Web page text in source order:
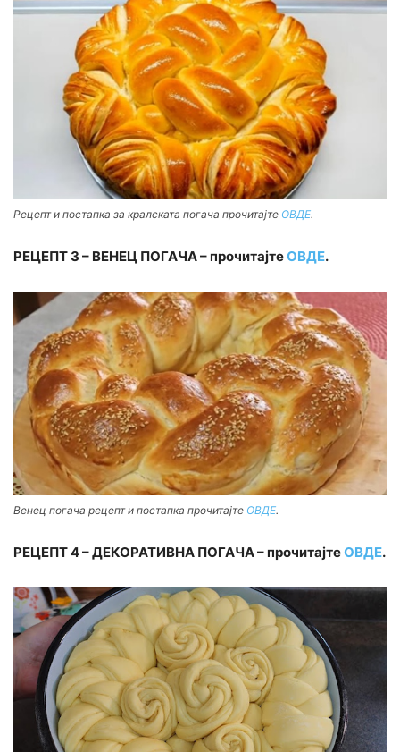
Рецепт и постапка за кралската погача прочитајте ОВДЕ.
РЕЦЕПТ 3 – ВЕНЕЦ ПОГАЧА – прочитајтеОВДЕ.
Венец погача рецепт и постапка прочитајте ОВДЕ.
РЕЦЕПТ 4 – ДЕКОРАТИВНА ПОГАЧА – прочитајтеОВДЕ.